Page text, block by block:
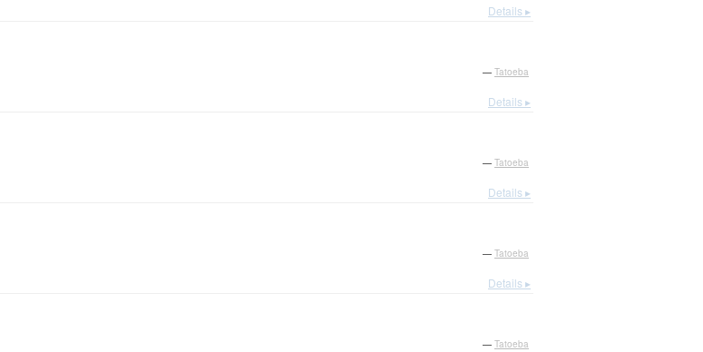
Details ▸
— Tatoeba
Details ▸
— Tatoeba
Details ▸
— Tatoeba
Details ▸
— Tatoeba